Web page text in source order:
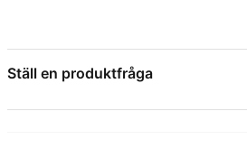
Ställ en produktfråga